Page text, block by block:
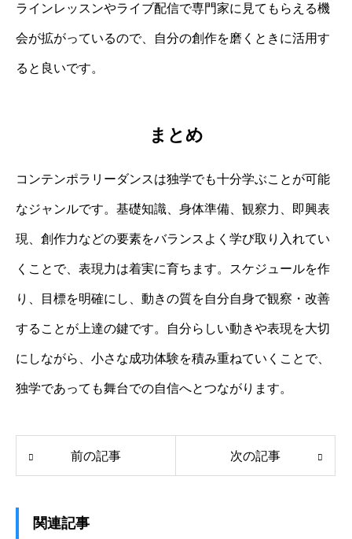
ラインレッスンやライブ配信で専門家に見てもらえる機
会が拡がっているので、自分の創作を磨くときに活用す
ると良いです。
まとめ
コンテンポラリーダンスは独学でも十分学ぶことが可能
なジャンルです。基礎知識、身体準備、観察力、即興表
現、創作力などの要素をバランスよく学び取り入れてい
くことで、表現力は着実に育ちます。スケジュールを作
り、目標を明確にし、動きの質を自分自身で観察・改善
することが上達の鍵です。自分らしい動きや表現を大切
にしながら、小さな成功体験を積み重ねていくことで、
独学であっても舞台での自信へとつながります。
前の記事 次の記事
関連記事